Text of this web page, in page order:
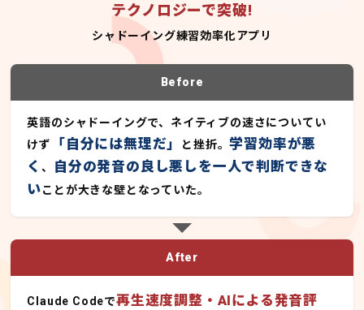
テクノロジーで突破!
シャドーイング練習効率化アプリ
Before
英語のシャドーイングで、ネイティブの速さについてい
けず
「自分には無理だ」 と挫折。学習効率が悪
く、
自分の発音の良し悪しを一人で判断できな
いことが大きな壁となっていた。
After
Claude Codeで再生速度調整・AIによる発音評